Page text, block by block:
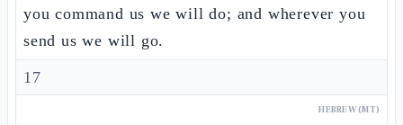
you command us we will do; and wherever you
send us we will go.
17
HEBREW (MT)